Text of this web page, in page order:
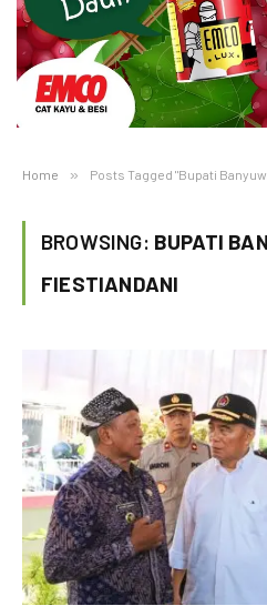
Home » Posts Tagged "Bupati
BROWSING: BUPATI
FIESTIANDANI